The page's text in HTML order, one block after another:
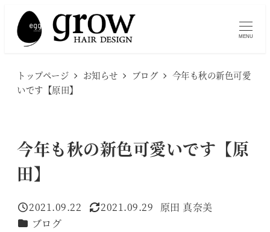
MENU
トップページ お知らせ ブログ
今年も秋の新色可愛
いです【原田】
今年も秋の新色可愛いです【原
田】
投稿日
2021.09.22
更新日
2021.09.29
著
原田 真奈美
カテゴリー
ブログ